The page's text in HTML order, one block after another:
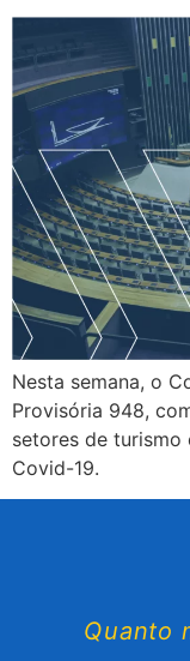
Nesta semana, o
Provisória 948,
setores de turismo
Covid-19.
Quanto